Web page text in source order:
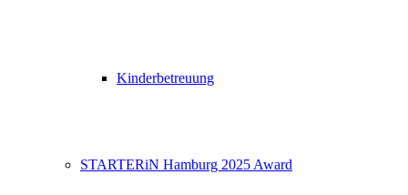
Kinderbetreuung
STARTERiN Hamburg 2025 Award